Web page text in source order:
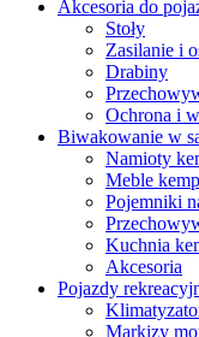
Akcesoria do
Stoły
Zasilanie i
Drabiny
Ochrona i
Biwakowanie w
Namioty
Meble
Pojemniki
Kuchnia
Akcesoria
Pojazdy
Markizy